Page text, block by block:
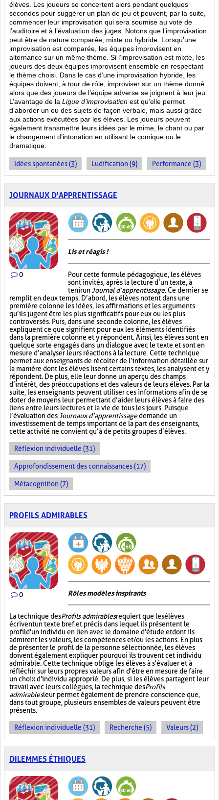
élèves. Les joueurs se concertent alors pendant quelques
secondes pour suggérer un plan de jeu et peuvent, par la suite,
commencer leur improvisation qui sera soumise au vote de
l’auditoire et à l’évaluation des juges. Notons que l’improvisation
peut être de nature comparée, mixte ou hybride. Lorsqu’une
improvisation est comparée, les équipes improvisent en
alternance sur un même thème. Si l’improvisation est mixte, les
joueurs des deux équipes improvisent ensemble en respectant
le thème choisi. Dans le cas d’une improvisation hybride, les
équipes doivent, à tour de rôle, improviser sur un thème donné
alors que des joueurs de l’équipe adverse se joignent à leur jeu.
L’avantage de la Ligue d’improvisation est qu’elle permet
d’aborder un ou des sujets de façon verbale, mais aussi grâce
aux actions exécutées par les élèves. Les joueurs peuvent
également transmettre leurs idées par le mime, le chant ou par
le changement d’intonation en utilisant le comique ou le
dramatique.
Idées spontanées (3) Ludification (9) Performance (3)
JOURNAUX D'APPRENTISSAGE
0
Lis et réagis !
Pour cette formule pédagogique, les élèves
sont invités, après la lecture d’un texte, à
tenir un Journal d’apprentissage. Ce dernier se
remplit en deux temps. D’abord, les élèves notent dans une
première colonne les idées, les affirmations et les arguments
qu’ils jugent être les plus significatifs pour eux ou les plus
controversés. Puis, dans une seconde colonne, les élèves
expliquent ce que signifient pour eux les éléments identifiés
dans la première colonne et y répondent. Ainsi, les élèves sont en
quelque sorte engagés dans un dialogue avec le texte et sont en
mesure d’analyser leurs réactions à la lecture. Cette technique
permet aux enseignants de récolter de l’information détaillée sur
la manière dont les élèves lisent certains textes, les analysent et y
répondent. De plus, elle leur donne un aperçu des champs
d’intérêt, des préoccupations et des valeurs de leurs élèves. Par la
suite, les enseignants peuvent utiliser ces informations afin de se
doter de moyens leur permettant d’aider leurs élèves à faire des
liens entre leurs lectures et la vie de tous les jours. Puisque
l’évaluation des Journaux d’apprentissagedemande un
investissement de temps important de la part des enseignants,
cette activité ne convient qu’à de petits groupes d’élèves.
Réflexion individuelle (31)
Approfondissement des connaissances (17)
Métacognition (7)
PROFILS ADMIRABLES
0 Rôles modèles inspirants
La technique desProfils admirablesrequiert que les élèves
écrivent un texte bref et précis dans lequel ils présentent le
profil d'un individu en lien avec le domaine d'étude et dont ils
admirent les valeurs, les compétences et/ou les actions. En plus
de présenter le profil de la personne sélectionnée, les élèves
doivent également expliquer pourquoi ils trouvent cet individu
admirable. Cette technique oblige les élèves à s'évaluer et à
réfléchir sur leurs propres valeurs afin d'être en mesure de faire
un choix d'individu approprié. De plus, si les élèves partagent leur
travail avec leurs collègues, la technique desProfils
admirablesleur permet également de prendre conscience que,
dans tout groupe, plusieurs ensembles de valeurs peuvent être
présents.
Réflexion individuelle (31) Recherche (5) Valeurs (2)
DILEMMES ÉTHIQUES